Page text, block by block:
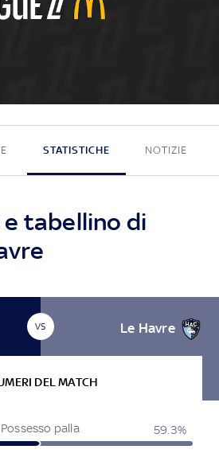
2 - 0
STATISTICHE NOTIZIE
tabellino di
VS Le Havre
DEL MATCH
Possesso palla 59.3%